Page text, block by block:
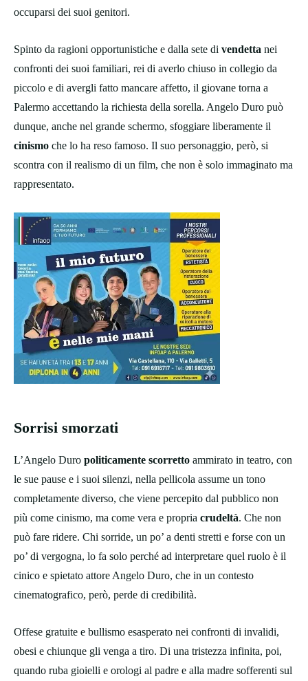
occuparsi dei suoi genitori.
Spinto da ragioni opportunistiche e dalla sete di vendetta nei
confronti dei suoi familiari, rei di averlo chiuso in collegio da
piccolo e di avergli fatto mancare affetto, il giovane torna a
Palermo accettando la richiesta della sorella. Angelo Duro può
dunque, anche nel grande schermo, sfoggiare liberamente il
cinismo che lo ha reso famoso. Il suo personaggio, però, si
scontra con il realismo di un film, che non è solo immaginato ma
rappresentato.
Sorrisi smorzati
L’Angelo Duro politicamente scorretto ammirato in teatro, con
le sue pause e i suoi silenzi, nella pellicola assume un tono
completamente diverso, che viene percepito dal pubblico non
più come cinismo, ma come vera e propria crudeltà. Che non
può fare ridere. Chi sorride, un po’ a denti stretti e forse con un
po’ di vergogna, lo fa solo perché ad interpretare quel ruolo è il
cinico e spietato attore Angelo Duro, che in un contesto
cinematografico, però, perde di credibilità.
Offese gratuite e bullismo esasperato nei confronti di invalidi,
obesi e chiunque gli venga a tiro. Di una tristezza infinita, poi,
quando ruba gioielli e orologi al padre e alla madre sofferenti sul